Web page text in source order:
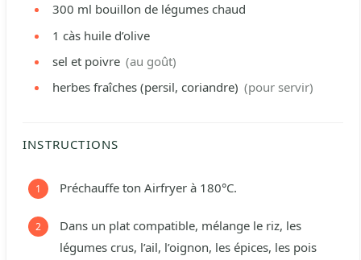
300 ml bouillon de légumes chaud
1 càs huile d’olive
sel et poivre (au goût)
herbes fraîches (persil, coriandre) (pour servir)
INSTRUCTIONS
Préchauffe ton Airfryer à 180°C.
Dans un plat compatible, mélange le riz, les
légumes crus, l’ail, l’oignon, les épices, les pois